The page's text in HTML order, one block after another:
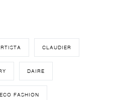
CLAUDIER
DAIRE
ECO FASHION